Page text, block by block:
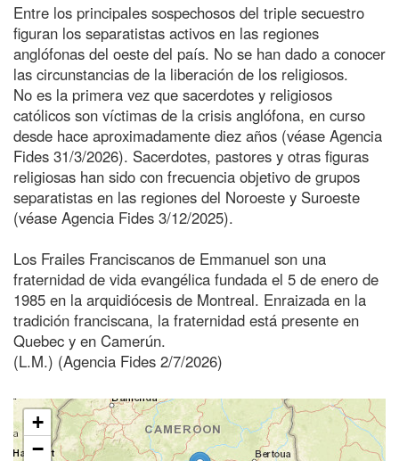
Entre los principales sospechosos del triple secuestro
figuran los separatistas activos en las regiones
anglófonas del oeste del país. No se han dado a conocer
las circunstancias de la liberación de los religiosos.
No es la primera vez que sacerdotes y religiosos
católicos son víctimas de la crisis anglófona, en curso
desde hace aproximadamente diez años (véase Agencia
Fides 31/3/2026). Sacerdotes, pastores y otras figuras
religiosas han sido con frecuencia objetivo de grupos
separatistas en las regiones del Noroeste y Suroeste
(véase Agencia Fides 3/12/2025).
Los Frailes Franciscanos de Emmanuel son una
fraternidad de vida evangélica fundada el 5 de enero de
1985 en la arquidiócesis de Montreal. Enraizada en la
tradición franciscana, la fraternidad está presente en
Quebec y en Camerún.
(L.M.) (Agencia Fides 2/7/2026)
+
−